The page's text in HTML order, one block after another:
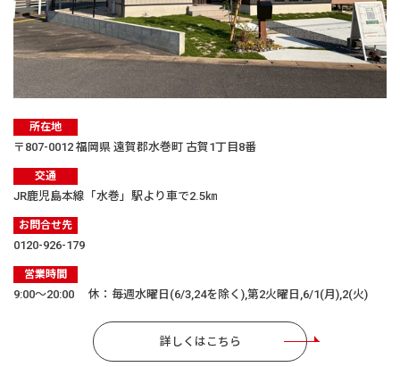
所在地
〒807-0012 福岡県 遠賀郡水巻町 古賀1丁目8番
交通
JR鹿児島本線「水巻」駅より車で2.5㎞
お問合せ先
0120-926-179
営業時間
9:00〜20:00 休：毎週水曜日(6/3,24を除く),第2火曜日,6/1(月),2(火)
詳しくはこちら